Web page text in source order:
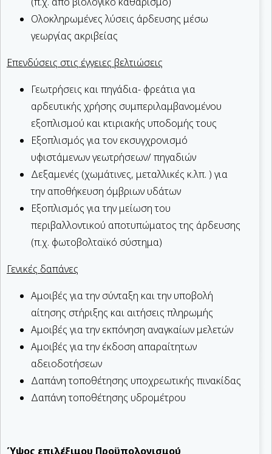
Ολοκληρωμένες λύσεις άρδευσης μέσω
γεωργίας ακριβείας
Επενδύσεις στις έγγειες βελτιώσεις
Γεωτρήσεις και πηγάδια- φρεάτια για
αρδευτικής χρήσης συμπεριλαμβανομένου
εξοπλισμού και κτιριακής υποδομής τους
Εξοπλισμός για τον εκσυγχρονισμό
υφιστάμενων γεωτρήσεων/ πηγαδιών
Δεξαμενές (χωμάτινες, μεταλλικές κ.λπ. ) για
την αποθήκευση όμβριων υδάτων
Εξοπλισμός για την μείωση του
περιβαλλοντικού αποτυπώματος της άρδευσης
(π.χ. φωτοβολταϊκό σύστημα)
Γενικές δαπάνες
Αμοιβές για την σύνταξη και την υποβολή
αίτησης στήριξης και αιτήσεις πληρωμής
Αμοιβές για την εκπόνηση αναγκαίων μελετών
Αμοιβές για την έκδοση απαραίτητων
αδειοδοτήσεων
Δαπάνη τοποθέτησης υποχρεωτικής πινακίδας
Δαπάνη τοποθέτησης υδρομέτρου
Ύψος επιλέξιμου Προϋπολογισμού